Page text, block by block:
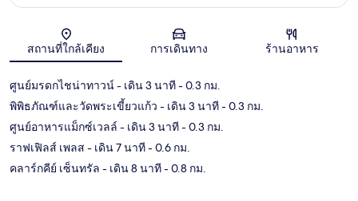
แผนที่
สถานที่ใกล้เคียง การเดินทาง ร้านอาหาร
ศูนย์มรดกไชน่าทาวน์- เดิน 3 นาที- 0.3 กม.
พิพิธภัณฑ์และวัดพระเขี้ยวแก้ว - เดิน 3 นาที- 0.3 กม.
ศูนย์อาหารแม็กซ์เวลล์ - เดิน 3 นาที- 0.3 กม.
ราฟเฟิลส์ เพลส - เดิน 7 นาที- 0.6 กม.
คลาร์กคีย์ เซ็นทรัล - เดิน 8 นาที- 0.8 กม.